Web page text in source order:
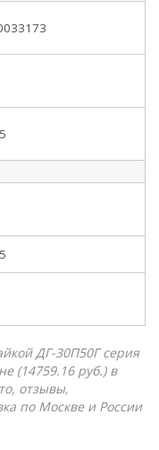
ДГ-30П50Г серия
(14759.16 руб.) в
отзывы,
по Москве и России